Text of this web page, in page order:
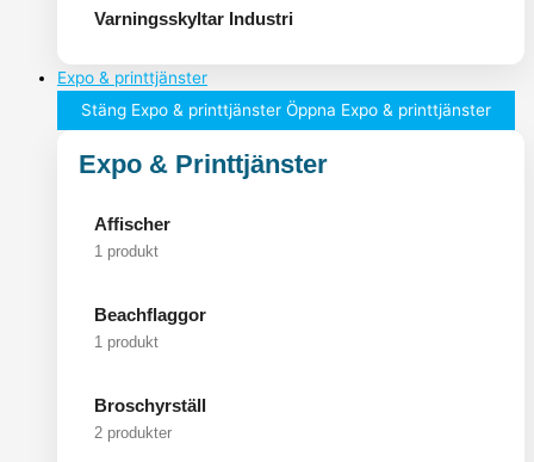
Varningsskyltar Industri
Expo & printtjänster
Stäng Expo & printtjänster Öppna Expo & printtjänster
Expo & Printtjänster
Affischer
1 produkt
Beachflaggor
1 produkt
Broschyrställ
2 produkter